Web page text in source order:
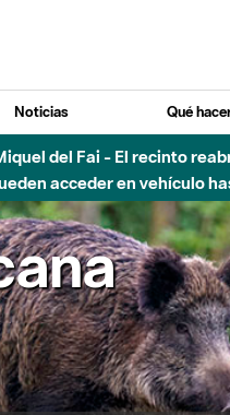
Noticias Qué
del Fai - El recinto
acceder en vehículo